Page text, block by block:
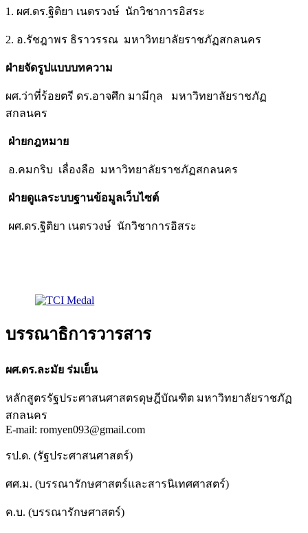
1. ผศ.ดร.ฐิติยา เนตรวงษ์ นักวิชาการอิสระ
2. อ.รัชฎาพร ธิราวรรณ มหาวิทยาลัยราชภัฏสกลนคร
ฝ่ายจัดรูปแบบบทความ
ผศ.ว่าที่ร้อยตรี ดร.อาจศึก มามีกุล มหาวิทยาลัยราชภัฏ
สกลนคร
ฝ่ายกฎหมาย
อ.คมกริบ เลื่องลือ มหาวิทยาลัยราชภัฏสกลนคร
ฝ่ายดูแลระบบฐานข้อมูลเว็บไซต์
ผศ.ดร.ฐิติยา เนตรวงษ์ นักวิชาการอิสระ
บรรณาธิการวารสาร
ผศ.ดร.ละมัย ร่มเย็น
หลักสูตรรัฐประศาสนศาสตรดุษฎีบัณฑิต มหาวิทยาลัยราชภัฏ
สกลนคร
E-mail: romyen093@gmail.com
รป.ด. (รัฐประศาสนศาสตร์)
ศศ.ม. (บรรณารักษศาสตร์และสารนิเทศศาสตร์)
ค.บ. (บรรณารักษศาสตร์)